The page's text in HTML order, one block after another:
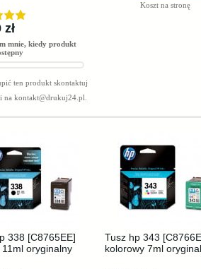
mnie, kiedy produkt
ten produkt skontaktuj
na kontakt@drukuj24.pl
Koszt na stronę
338 [C8765EE]
oryginalny
Tusz hp 343
kolorowy 7ml